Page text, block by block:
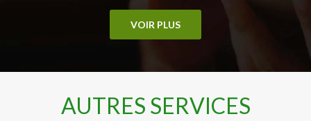
VOIR PLUS
AUTRES SERVICES